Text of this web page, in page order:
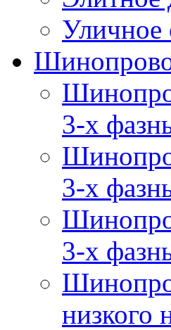
Уличное
3-х
3-х
3-х
низкого